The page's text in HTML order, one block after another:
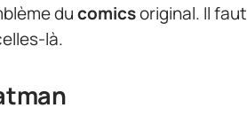
ducomicsoriginal. Il faut
là.